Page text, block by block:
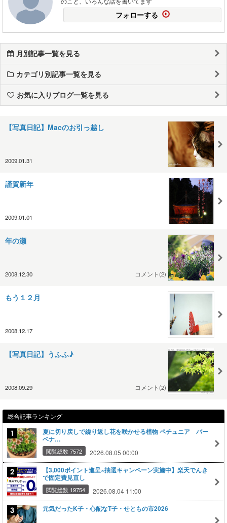
フォローする
月別記事一覧を見る
カテゴリ別記事一覧を見る
お気に入りブログ一覧を見る
【写真日記】Macのお引っ越し
2009.01.31
謹賀新年
2009.01.01
年の瀬
2008.12.30 コメント(2)
もう１２月
2008.12.17
【写真日記】うふふ♪
2008.09.29 コメント(2)
総合記事ランキング
夏に切り戻しで繰り返し花を咲かせる植物 ペチュニア バー
ベナ…
閲覧総数 7572 2026.08.05 00:00
【3,000ポイント進呈×抽選キャンペーン実施中】楽天でんき
で固定費見直し
閲覧総数 19754 2026.08.04 11:00
元気だったK子・心配なT子・せともの市2026